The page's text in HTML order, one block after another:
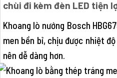
chùi đi kèm đèn LED tiện
Khoang lò nướng Bosch
men bền bỉ, chịu được nhiệt
nên dễ dàng hơn.